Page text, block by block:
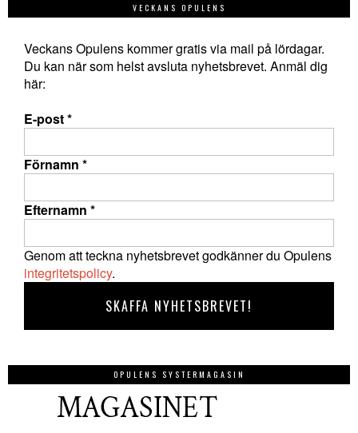
VECKANS OPULENS
Veckans Opulens kommer gratis via mail på lördagar.
Du kan när som helst avsluta nyhetsbrevet. Anmäl dig
här:
E-post*
Förnamn *
Efternamn *
Genom att teckna nyhetsbrevet godkänner du Opulens
integritetspolicy.
OPULENS SYSTERMAGASIN